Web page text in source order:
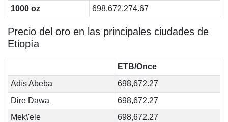
1000 oz
698,672,274.67
Precio del oro en las principales ciudades de
Etiopía
ETB/Once
Adís Abeba
698,672.27
Dire Dawa
698,672.27
Mek\'ele
698,672.27